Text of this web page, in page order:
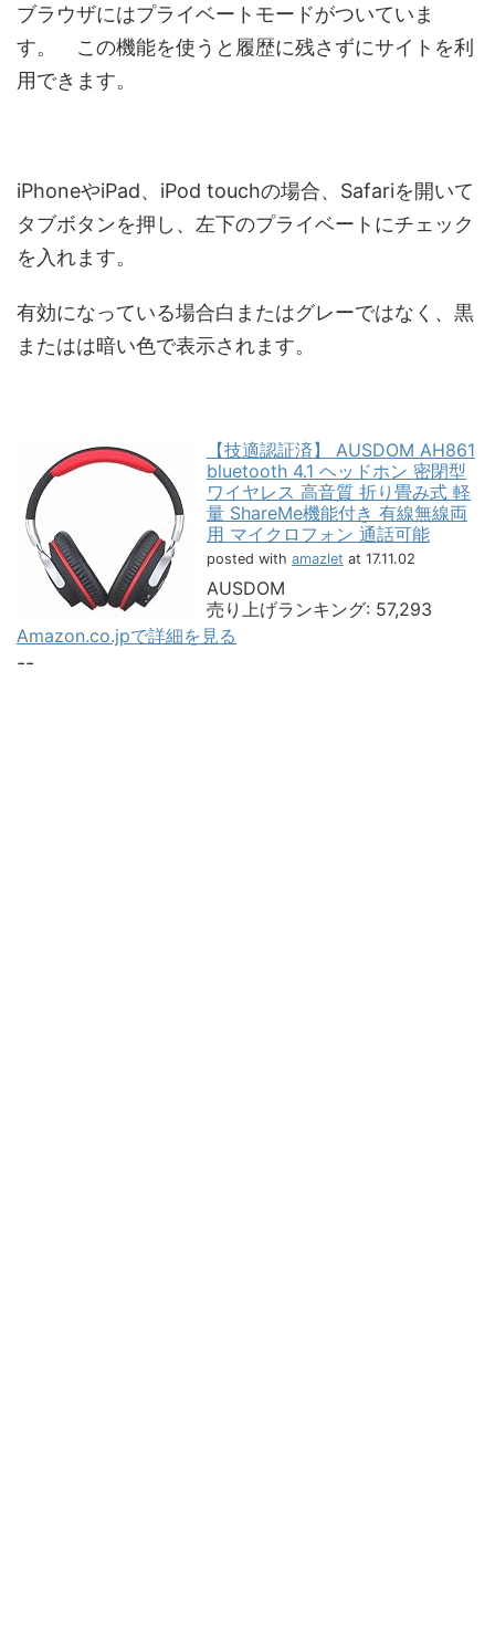
ブラウザにはプライベートモードがついていま
す。 この機能を使うと履歴に残さずにサイトを利
用できます。
iPhoneやiPad、iPod touchの場合、Safariを開いて
タブボタンを押し、左下のプライベートにチェック
を入れます。
有効になっている場合白またはグレーではなく、黒
またはは暗い色で表示されます。
【技適認証済】 AUSDOM AH861
bluetooth 4.1 ヘッドホン 密閉型
ワイヤレス 高音質 折り畳み式 軽
量 ShareMe機能付き 有線無線両
用 マイクロフォン 通話可能
posted with amazlet at 17.11.02
AUSDOM
売り上げランキング: 57,293
Amazon.co.jpで詳細を見る
--